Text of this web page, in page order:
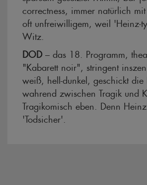
correctness, immer natürlich mit
oft unfreiwilligem, weil 'Heinz-
Witz.
DOD – das 18. Programm,
"Kabarett noir", stringent
weiß, hell-dunkel, geschickt die
wahrend zwischen Tragik und
Tragikomisch eben. Denn
'Todsicher'.